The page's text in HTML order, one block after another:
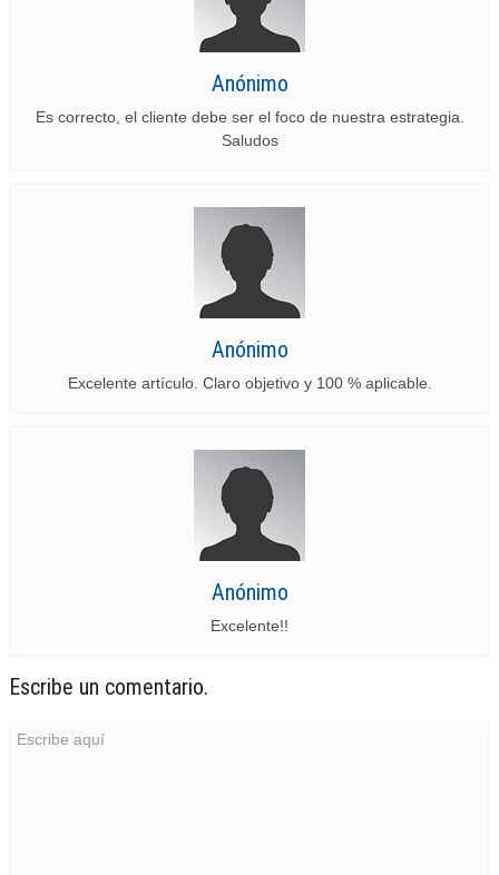
Anónimo
Es correcto, el cliente debe ser el foco de nuestra estrategia.
Saludos
Anónimo
Excelente artículo. Claro objetivo y 100 % aplicable.
Anónimo
Excelente!!
Escribe un comentario.